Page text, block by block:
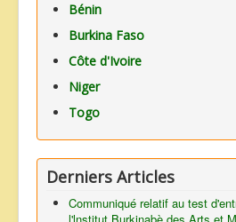
Bénin
Burkina Faso
Côte d'Ivoire
Niger
Togo
Derniers Articles
Communiqué relatif au test